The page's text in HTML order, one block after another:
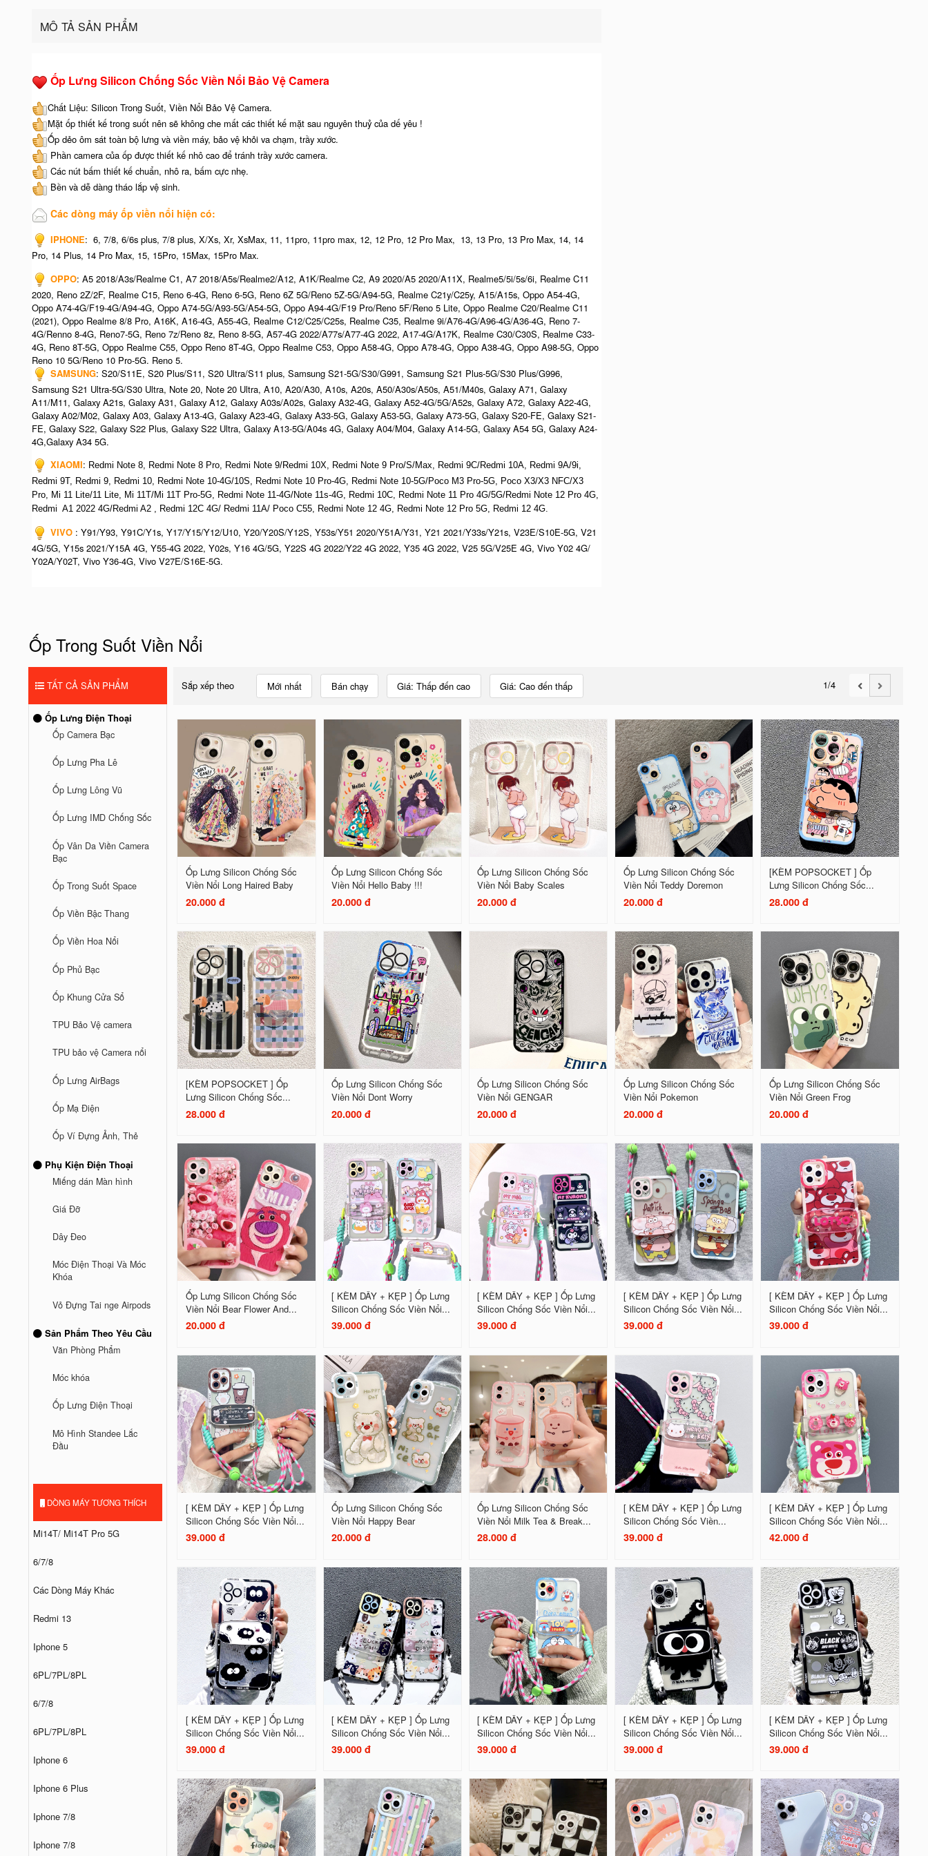
MÔ TẢ SẢN PHẨM
Ốp Lưng Silicon Chống Sốc Viền Nổi Bảo Vệ Camera
Chất Liệu: Silicon Trong Suốt, Viền Nổi Bảo Vệ Camera.
Mặt ốp thiết kế trong suốt nên sẽ không che mất các thiết kế mặt sau nguyên thuỷ của dế yêu !
Ốp dẻo ôm sát toàn bộ lưng và viền máy, bảo vệ khỏi va chạm, trầy xước.
Phần camera của ốp được thiết kế nhô cao để tránh trầy xước camera.
Các nút bấm thiết kế chuẩn, nhô ra, bấm cực nhẹ.
Bền và dễ dàng tháo lắp vệ sinh.
Các dòng máy ốp viền nổi hiện có:
IPHONE: 6, 7/8, 6/6s plus, 7/8 plus, X/Xs, Xr, XsMax, 11, 11pro, 11pro max, 12, 12 Pro, 12 Pro Max, 13, 13 Pro, 13 Pro Max, 14, 14
Pro, 14 Plus, 14 Pro Max, 15, 15Pro, 15Max, 15Pro Max.
OPPO: A5 2018/A3s/Realme C1, A7 2018/A5s/Realme2/A12, A1K/Realme C2, A9 2020/A5 2020/A11X, Realme5/5i/5s/6i, Realme C11
2020, Reno 2Z/2F, Realme C15, Reno 6-4G, Reno 6-5G, Reno 6Z 5G/Reno 5Z-5G/A94-5G, Realme C21y/C25y, A15/A15s, Oppo A54-4G,
Oppo A74-4G/F19-4G/A94-4G, Oppo A74-5G/A93-5G/A54-5G, Oppo A94-4G/F19 Pro/Reno 5F/Reno 5 Lite, Oppo Realme C20/Realme C11
(2021), Oppo Realme 8/8 Pro, A16K, A16-4G, A55-4G, Realme C12/C25/C25s, Realme C35, Realme 9i/A76-4G/A96-4G/A36-4G, Reno 7-
4G/Renno 8-4G, Reno7-5G, Reno 7z/Reno 8z, Reno 8-5G, A57-4G 2022/A77s/A77-4G 2022, A17-4G/A17K, Realme C30/C30S, Realme C33-
4G, Reno 8T-5G, Oppo Realme C55, Oppo Reno 8T-4G, Oppo Realme C53, Oppo A58-4G, Oppo A78-4G, Oppo A38-4G, Oppo A98-5G, Oppo
Reno 10 5G/Reno 10 Pro-5G.​ Reno 5.
SAMSUNG: S20/S11E, S20 Plus/S11, S20 Ultra/S11 plus, Samsung S21-5G/S30/G991, Samsung S21 Plus-5G/S30 Plus/G996,
Samsung S21 Ultra-5G/S30 Ultra, Note 20, Note 20 Ultra, A10, A20/A30, A10s, A20s, A50/A30s/A50s, A51/M40s, Galaxy A71, Galaxy
A11/M11, Galaxy A21s, Galaxy A31, Galaxy A12, Galaxy A03s/A02s, Galaxy A32-4G, Galaxy A52-4G/5G/A52s, Galaxy A72, Galaxy A22-4G,
Galaxy A02/M02, Galaxy A03, Galaxy A13-4G, Galaxy A23-4G, Galaxy A33-5G, Galaxy A53-5G, Galaxy A73-5G, Galaxy S20-FE, Galaxy S21-
FE, Galaxy S22, Galaxy S22 Plus, Galaxy S22 Ultra, Galaxy A13-5G/A04s 4G, Galaxy A04/M04, Galaxy A14-5G, Galaxy A54 5G, Galaxy A24-
4G,Galaxy A34 5G.
XIAOMI: Redmi Note 8, Redmi Note 8 Pro, Redmi Note 9/Redmi 10X, Redmi Note 9 Pro/S/Max, Redmi 9C/Redmi 10A, Redmi 9A/9i,
Redmi 9T, Redmi 9, Redmi 10, Redmi Note 10-4G/10S, Redmi Note 10 Pro-4G, Redmi Note 10-5G/Poco M3 Pro-5G, Poco X3/X3 NFC/X3
Pro, Mi 11 Lite/11 Lite, Mi 11T/Mi 11T Pro-5G, Redmi Note 11-4G/Note 11s-4G, Redmi 10C, Redmi Note 11 Pro 4G/5G/Redmi Note 12 Pro 4G,
Redmi A1 2022 4G/Redmi A2 , Redmi 12C 4G/ Redmi 11A/ Poco C55, Redmi Note 12 4G, Redmi Note 12 Pro 5G, Redmi 12 4G.
VIVO : Y91/Y93, Y91C/Y1s, Y17/Y15/Y12/U10, Y20/Y20S/Y12S, Y53s/Y51 2020/Y51A/Y31, Y21 2021/Y33s/Y21s, V23E/S10E-5G, V21
4G/5G, Y15s 2021/Y15A 4G, Y55-4G 2022, Y02s, Y16 4G/5G, Y22S 4G 2022/Y22 4G 2022, Y35 4G 2022, V25 5G/V25E 4G, Vivo Y02 4G/
Y02A/Y02T, Vivo Y36-4G, Vivo V27E/S16E-5G.
Ốp Trong Suốt Viền Nổi
TẤT CẢ SẢN PHẨM
Ốp Lưng Điện Thoại
Ốp Camera Bạc
Ốp Lưng Pha Lê
Ốp Lưng Lông Vũ
Ốp Lưng IMD Chống Sốc
Ốp Vân Da Viền Camera
Bạc
Ốp Trong Suốt Space
Ốp Viền Bậc Thang
Ốp Viền Hoa Nổi
Ốp Phủ Bạc
Ốp Khung Cửa Sổ
TPU Bảo Vệ camera
TPU bảo vệ Camera nổi
Ốp Lưng AirBags
Ốp Mạ Điện
Ốp Ví Đựng Ảnh, Thẻ
Phụ Kiện Điện Thoại
Miếng dán Màn hình
Giá Đỡ
Dây Đeo
Móc Điện Thoại Và Móc
Khóa
Vỏ Đựng Tai nge Airpods
Sản Phẩm Theo Yêu Cầu
Văn Phòng Phẩm
Móc khóa
Ốp Lưng Điện Thoại
Mô Hình Standee Lắc
Đầu
DÒNG MÁY TƯƠNG THÍCH
Mi14T/ Mi14T Pro 5G
6/7/8
Các Dòng Máy Khác
Redmi 13
Iphone 5
6PL/7PL/8PL
6/7/8
6PL/7PL/8PL
Iphone 6
Iphone 6 Plus
Iphone 7/8
Iphone 7/8
Sắp xếp theo Mới nhất Bán chạy Giá: Thấp đến cao Giá: Cao đến thấp 1/4
Ốp Lưng Silicon Chống Sốc
Viền Nổi Long Haired Baby
20.000 đ
Ốp Lưng Silicon Chống Sốc
Viền Nổi Hello Baby !!!
20.000 đ
Ốp Lưng Silicon Chống Sốc
Viền Nổi Baby Scales
20.000 đ
Ốp Lưng Silicon Chống Sốc
Viền Nổi Teddy Doremon
20.000 đ
[KÈM POPSOCKET ] Ốp
Lưng Silicon Chống Sốc...
28.000 đ
[KÈM POPSOCKET ] Ốp
Lưng Silicon Chống Sốc...
28.000 đ
Ốp Lưng Silicon Chống Sốc
Viền Nổi Dont Worry
20.000 đ
Ốp Lưng Silicon Chống Sốc
Viền Nổi GENGAR
20.000 đ
Ốp Lưng Silicon Chống Sốc
Viền Nổi Pokemon
20.000 đ
Ốp Lưng Silicon Chống Sốc
Viền Nổi Green Frog
20.000 đ
Ốp Lưng Silicon Chống Sốc
Viền Nổi Bear Flower And...
20.000 đ
[ KÈM DÂY + KẸP ] Ốp Lưng
Silicon Chống Sốc Viền Nổi...
39.000 đ
[ KÈM DÂY + KẸP ] Ốp Lưng
Silicon Chống Sốc Viền Nổi...
39.000 đ
[ KÈM DÂY + KẸP ] Ốp Lưng
Silicon Chống Sốc Viền Nổi...
39.000 đ
[ KÈM DÂY + KẸP ] Ốp Lưng
Silicon Chống Sốc Viền Nổi...
39.000 đ
[ KÈM DÂY + KẸP ] Ốp Lưng
Silicon Chống Sốc Viền Nổi...
39.000 đ
Ốp Lưng Silicon Chống Sốc
Viền Nổi Happy Bear
20.000 đ
Ốp Lưng Silicon Chống Sốc
Viền Nổi Milk Tea & Break...
28.000 đ
[ KÈM DÂY + KẸP ] Ốp Lưng
Silicon Chống Sốc Viền...
39.000 đ
[ KÈM DÂY + KẸP ] Ốp Lưng
Silicon Chống Sốc Viền Nổi...
42.000 đ
[ KÈM DÂY + KẸP ] Ốp Lưng
Silicon Chống Sốc Viền Nổi...
39.000 đ
[ KÈM DÂY + KẸP ] Ốp Lưng
Silicon Chống Sốc Viền Nổi...
39.000 đ
[ KÈM DÂY + KẸP ] Ốp Lưng
Silicon Chống Sốc Viền Nổi...
39.000 đ
[ KÈM DÂY + KẸP ] Ốp Lưng
Silicon Chống Sốc Viền Nổi...
39.000 đ
[ KÈM DÂY + KẸP ] Ốp Lưng
Silicon Chống Sốc Viền Nổi...
39.000 đ